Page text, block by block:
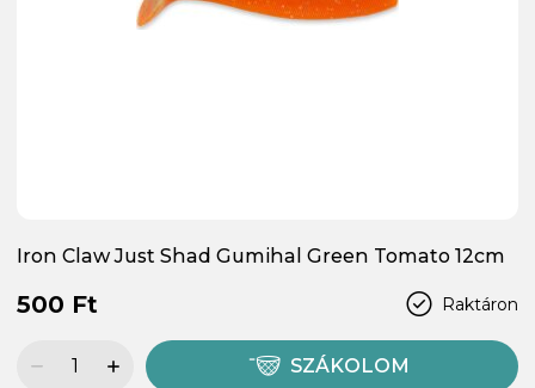
Iron Claw Just Shad Gumihal Green Tomato 12cm
Raktáron
500 Ft
SZÁKOLOM